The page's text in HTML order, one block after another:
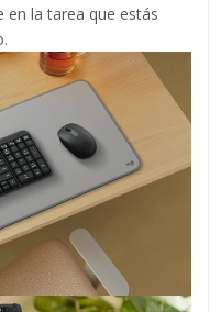
en la tarea que estás